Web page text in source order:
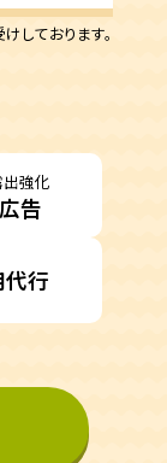
しております。
出強化
告
行